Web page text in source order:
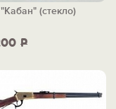
Р
(стекло)